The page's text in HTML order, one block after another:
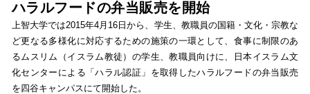
ハラルフードの弁当販売を開始
上智大学では2015年4月16日から、学生、教職員の国籍・文化・宗教な
ど更なる多様化に対応するための施策の一環として、食事に制限のあ
るムスリム（イスラム教徒）の学生、教職員向けに、日本イスラム文
化センターによる「ハラル認証」を取得したハラルフードの弁当販売
を四谷キャンパスにて開始した。